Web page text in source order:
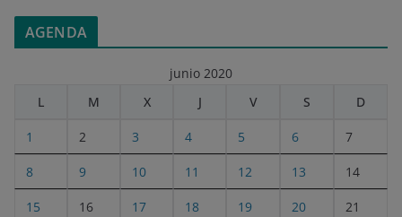
AGENDA
junio 2020
L
M X J V S D
1 2 3 4 5 6 7
8 9 10 11 12 13 14
15 16 17 18 19 20 21